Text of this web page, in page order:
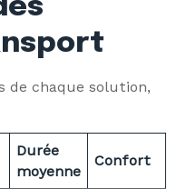
de chaque solution,
Durée
moyenne
Confort